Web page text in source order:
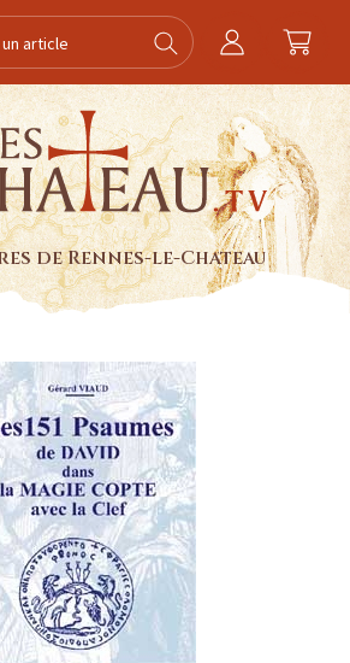
de Rennes-le-Chateau